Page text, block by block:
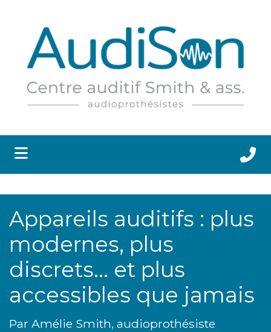
(APPAREILS AUDITIFS ET ACCESSOIRES )
(SANTÉ AUDITIVE )
(CLINIQUES )
Appareils auditifs : plus
modernes, plus
discrets... et plus
accessibles que jamais
Par Amélie Smith, audioprothésiste